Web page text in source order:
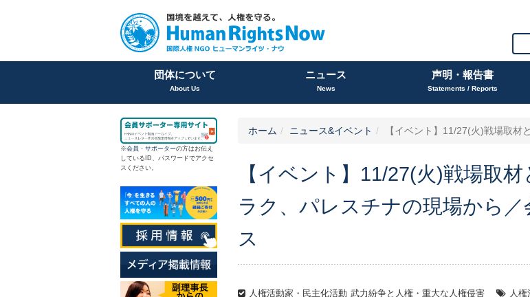
団体について
About Us
ニュース
News
声明・報告書
Statements / Reports
ホーム ニュース&イベント 【イベント】11/27(火)戦場取材
【イベント】11/27(火)戦場取
ラク、パレスチナの現場から
ス
人権活動家・民主化活動 武力紛争と人権・重大な人権侵害 人権
※会員 ・ サポーターの方はお伝え
しているID、パスワードでアクセ
スください。